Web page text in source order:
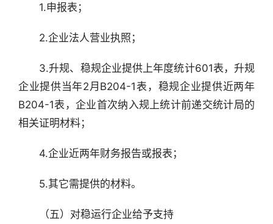
选
头
1.申报表；
2.企业法人营业执照；
3.升规、稳规企业提供上年度统计601表，升规
企业提供当年2月B204-1表，稳规企业提供近两年
B204-1表，企业首次纳入规上统计前递交统计局的
相关证明材料；
4.企业近两年财务报告或报表；
5.其它需提供的材料。
（五）对稳运行企业给予支持